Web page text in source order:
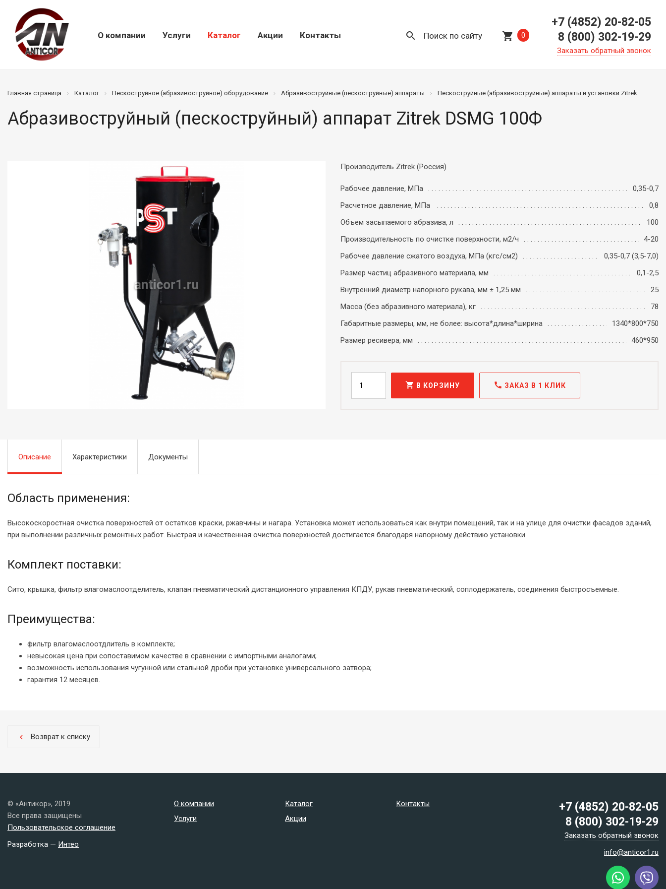
О компании Услуги Каталог Акции Контакты search Поиск по сайту shopping_cart 0
+7 (4852) 20-82-05
8 (800) 302-19-29
Заказать обратный звонок
Главная страница Каталог Пескоструйное (абразивоструйное) оборудование Абразивоструйные (пескоструйные) аппараты Пескоструйные (абразивоструйные) аппараты и установки Zitrek
Абразивоструйный (пескоструйный) аппарат Zitrek DSMG 100Ф
Производитель Zitrek (Россия)
Рабочее давление, МПа
0,35-0,7
Расчетное давление, МПа
0,8
Объем засыпаемого абразива, л
100
Производительность по очистке поверхности, м2/ч
4-20
Рабочее давление сжатого воздуха, МПа (кгс/см2)
0,35-0,7 (3,5-7,0)
Размер частиц абразивного материала, мм
0,1-2,5
Внутренний диаметр напорного рукава, мм ± 1,25 мм
25
Масса (без абразивного материала), кг
78
Габаритные размеры, мм, не более: высота*длина*ширина
1340*800*750
Размер ресивера, мм
460*950
shopping_cart В КОРЗИНУ call ЗАКАЗ В 1 КЛИК
Описание Характеристики Документы
Область применения:
Высокоскоростная очистка поверхностей от остатков краски, ржавчины и нагара. Установка может использоваться как внутри помещений, так и на улице для очистки фасадов зданий,
при выполнении различных ремонтных работ. Быстрая и качественная очистка поверхностей достигается благодаря напорному действию установки
Комплект поставки:
Сито, крышка, фильтр влагомаслоотделитель, клапан пневматический дистанционного управления КПДУ, рукав пневматический, соплодержатель, соединения быстросъемные.
Преимущества:
фильтр влагомаслоотдлитель в комплекте;
невысокая цена при сопоставимом качестве в сравнении с импортными аналогами;
возможность использования чугунной или стальной дроби при установке универсального затвора;
гарантия 12 месяцев.
chevron_left Возврат к списку
© «Антикор», 2019
Все права защищены
Пользовательское соглашение
Разработка — Интео
О компании
Услуги
Каталог
Акции
Контакты
+7 (4852) 20-82-05
8 (800) 302-19-29
Заказать обратный звонок
info@anticor1.ru